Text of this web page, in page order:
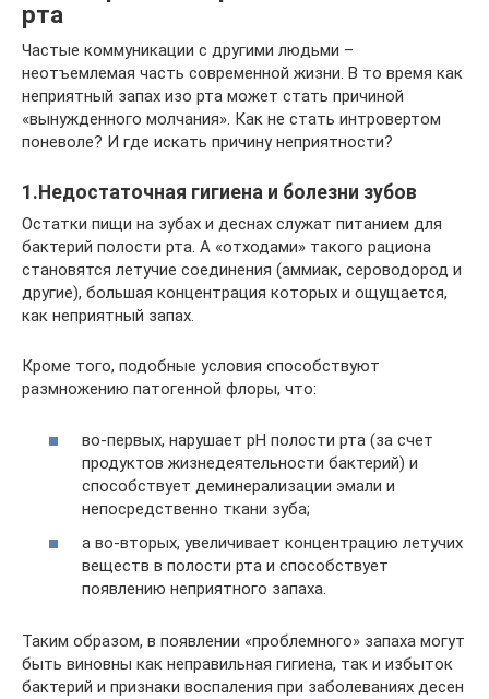
рта
Частые коммуникации с другими людьми –
неотъемлемая часть современной жизни. В то время как
неприятный запах изо рта может стать причиной
«вынужденного молчания». Как не стать интровертом
поневоле? И где искать причину неприятности?
1.Недостаточная гигиена и болезни зубов
Остатки пищи на зубах и деснах служат питанием для
бактерий полости рта. А «отходами» такого рациона
становятся летучие соединения (аммиак, сероводород и
другие), большая концентрация которых и ощущается,
как неприятный запах.
Кроме того, подобные условия способствуют
размножению патогенной флоры, что:
во-первых, нарушает pH полости рта (за счет
продуктов жизнедеятельности бактерий) и
способствует деминерализации эмали и
непосредственно ткани зуба;
а во-вторых, увеличивает концентрацию летучих
веществ в полости рта и способствует
появлению неприятного запаха.
Таким образом, в появлении «проблемного» запаха могут
быть виновны как неправильная гигиена, так и избыток
бактерий и признаки воспаления при заболеваниях десен